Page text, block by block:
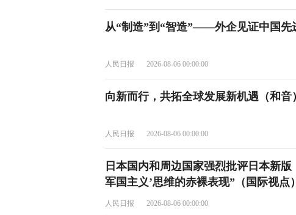
从“制造”到“智造”——外企见证中国先
人民日报 2026-08-06 00:00:00
向新而行，共拓全球发展新机遇（和音）
人民日报 2026-08-06 00:00:00
日本国内和周边国家强烈批评日本新
军国主义’思维的赤裸表现”（国际视点）
人民日报 2026-08-06 00:00:00